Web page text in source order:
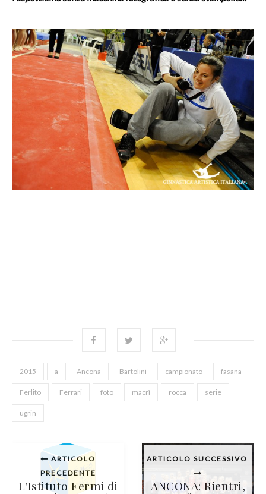
2015 a Ancona Bartolini campionato fasana
Ferlito Ferrari foto macrì rocca serie
ugrin
ARTICOLO
PRECEDENTE
L'Istituto Fermi di
ARTICOLO SUCCESSIVO
ANCONA: Rientri,